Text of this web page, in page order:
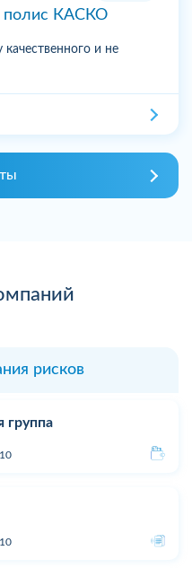
полис КАСКО
и не
рисков
группа
10
10